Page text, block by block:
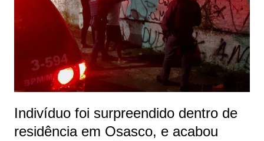
Indivíduo foi surpreendido dentro de
residência em Osasco, e acabou